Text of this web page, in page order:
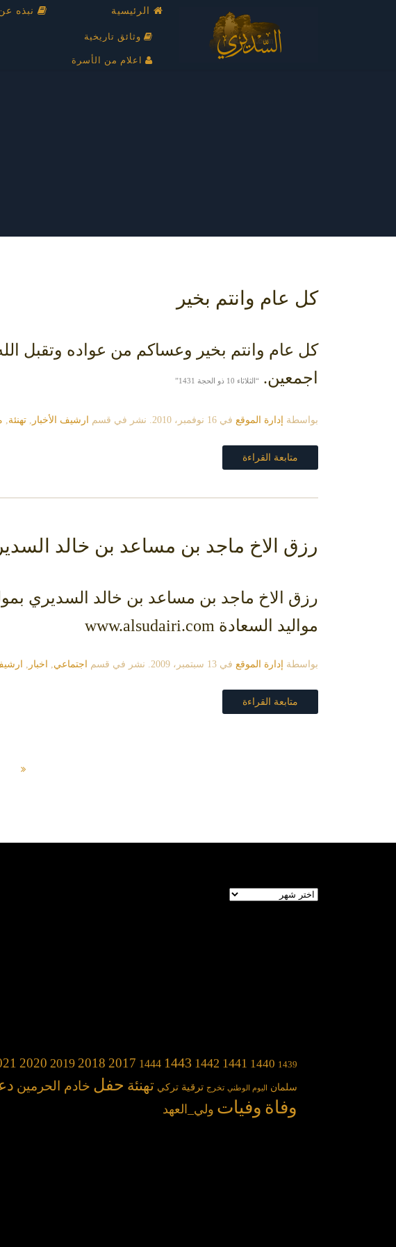
الرئيسية
وثائق تاريخية
اعلام من الأسرة
نبذه
كل عام وانتم بخير
كل عام وانتم بخير وعساكم من عواده وتقبل
اجمعين.
“الثلاثاء 10 ذو الحجة 1431”
بواسطة إدارة الموقع في 16 نوفمبر، 2010 . نشر في قسم ارشيف الأخبار , تهنئة,
متابعة القراءة
رزق الاخ ماجد بن مساعد بن خالد
رزق الاخ ماجد بن مساعد بن خالد السديري
مواليد السعادة www.alsudairi.com
بواسطة إدارة الموقع في 13 سبتمبر، 2009 . نشر في قسم اجتماعي, اخبار ,
متابعة القراءة
الأرشيف
1439
1440
1441
1442
1443
1444
2017
2018
2019
2020
سلمان اليوم الوطني تخرج ترقية تركي تهنئة حفل خادم الحرمين
وفاة وفيات ولي_العهد